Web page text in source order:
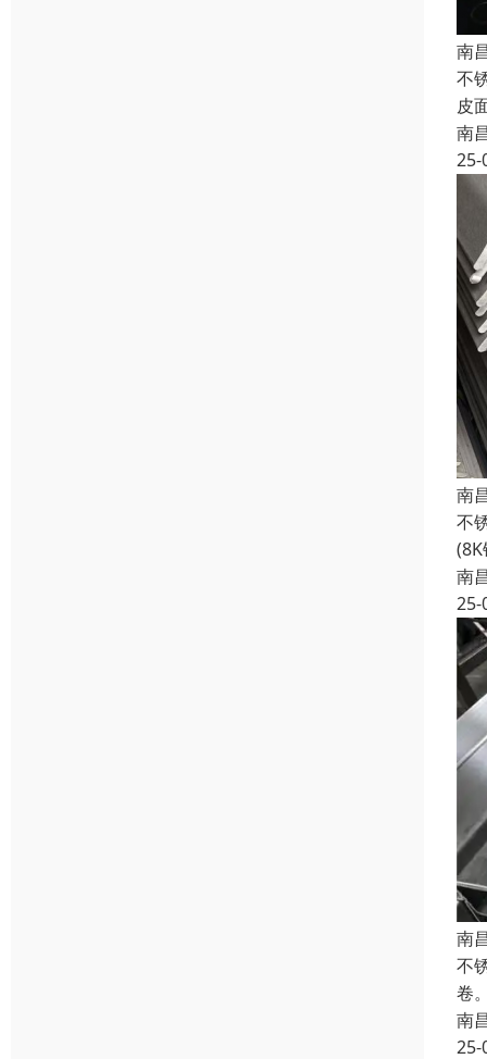
南
不
皮
南
25-
南
不
南
25-
南
不
卷
南
25-